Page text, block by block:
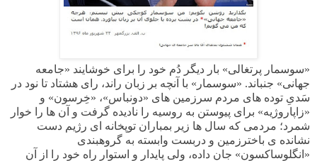
«سوسمار پرتغالی» بار دیگر دُم خود را برای خوشایند «جامعه
جهانی» جنباند. «سوسمار» با آنچه بر زبان راند، رای هشتاد تا نود در
سَدیِ توده های مردم سرزمین های «دونباس»، «خِرسون» و
«زاپاروژیه» برای پیوستن به روسیه را نادیده گرفت و آن ها را خوار
شمرد؛ مردمی که سال ها زیر بمباران توپخانه ای رژیم دست
نشانده ی باخترزمین و دربست وابسته به گروهبندی
«انگلوساکسون» جان داده، ولی پایدار و استوار راه خود را از آن